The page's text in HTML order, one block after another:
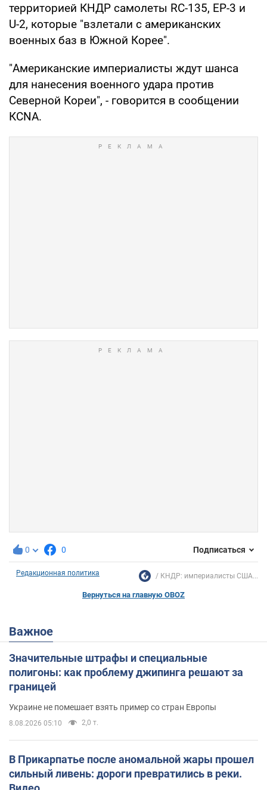
территорией КНДР самолеты RC-135, EP-3 и
U-2, которые "взлетали с американских
военных баз в Южной Корее".
"Американские империалисты ждут шанса
для нанесения военного удара против
Северной Кореи", - говорится в сообщении
КСNА.
0 0 Подписаться
Редакционная политика КНДР: империалисты США...
Вернуться на главную OBOZ
Важное
Значительные штрафы и специальные
полигоны: как проблему джипинга решают за
границей
Украине не помешает взять пример со стран Европы
8.08.2026 05:10 2,0 т.
В Прикарпатье после аномальной жары прошел
сильный ливень: дороги превратились в реки.